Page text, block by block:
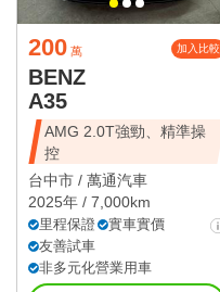
200 萬 加入比較
BENZ
A35
AMG 2.0T強勁、精準操
控
台中市 / 萬通汽車
2025年 / 7,000km
里程保證
實車實價
友善試車
非多元化營業用車